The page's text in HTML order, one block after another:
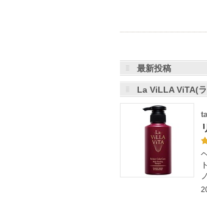
最新投稿
La ViLLA ViTA(